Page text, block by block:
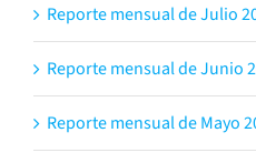
Reporte mensual de Julio
Reporte mensual de Junio
Reporte mensual de Mayo